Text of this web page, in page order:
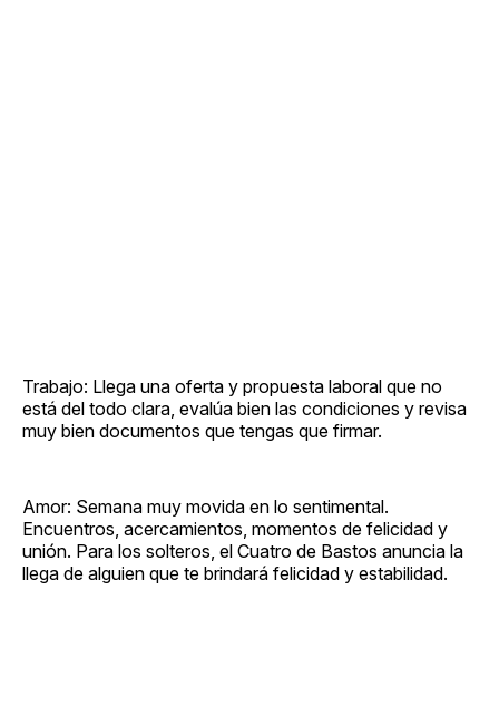
Trabajo: Llega una oferta y propuesta laboral que no
está del todo clara, evalúa bien las condiciones y revisa
muy bien documentos que tengas que firmar.
Amor: Semana muy movida en lo sentimental.
Encuentros, acercamientos, momentos de felicidad y
unión. Para los solteros, el Cuatro de Bastos anuncia la
llega de alguien que te brindará felicidad y estabilidad.